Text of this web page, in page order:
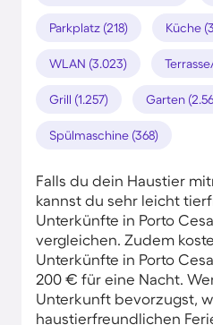
Parkplatz (218) Küche
WLAN (3.023)
Grill (1.257) Garten
Spülmaschine (368)
Falls du dein Haustier
kannst du sehr leicht
Unterkünfte in Porto
vergleichen. Zudem
Unterkünfte in Porto
200 € für eine Nacht.
Unterkunft bevorzugst,
haustierfreundlichen